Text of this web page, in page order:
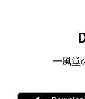
一風堂